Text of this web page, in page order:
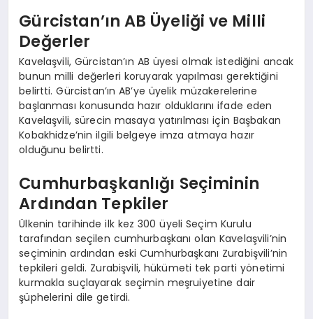
Gürcistan’ın AB Üyeliği ve Milli
Değerler
Kavelaşvili, Gürcistan’ın AB üyesi olmak istediğini ancak
bunun milli değerleri koruyarak yapılması gerektiğini
belirtti. Gürcistan’ın AB’ye üyelik müzakerelerine
başlanması konusunda hazır olduklarını ifade eden
Kavelaşvili, sürecin masaya yatırılması için Başbakan
Kobakhidze’nin ilgili belgeye imza atmaya hazır
olduğunu belirtti.
Cumhurbaşkanlığı Seçiminin
Ardından Tepkiler
Ülkenin tarihinde ilk kez 300 üyeli Seçim Kurulu
tarafından seçilen cumhurbaşkanı olan Kavelaşvili’nin
seçiminin ardından eski Cumhurbaşkanı Zurabişvili’nin
tepkileri geldi. Zurabişvili, hükümeti tek parti yönetimi
kurmakla suçlayarak seçimin meşruiyetine dair
şüphelerini dile getirdi.